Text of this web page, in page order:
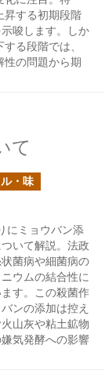
昇する初期段階
唆します。しか
る段階では、
性の問題から期
て
・味
にミョウバン添
いて解説。法政
菌病や細菌病の
ウムの結合性に
す。この殺菌作
ンの添加は控え
山灰や粘土鉱物
気発酵への影響